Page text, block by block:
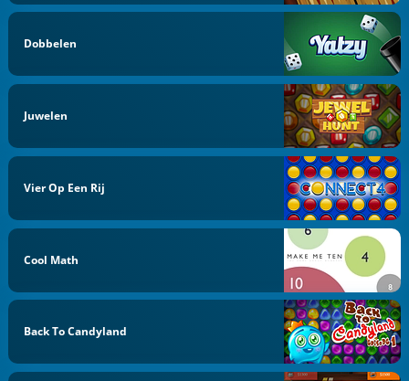
Dobbelen
Juwelen
Vier Op Een Rij
Cool Math
Back To Candyland